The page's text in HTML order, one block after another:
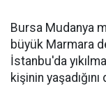
Bursa Mudanya
büyük Marmara
İstanbu'da
kişinin